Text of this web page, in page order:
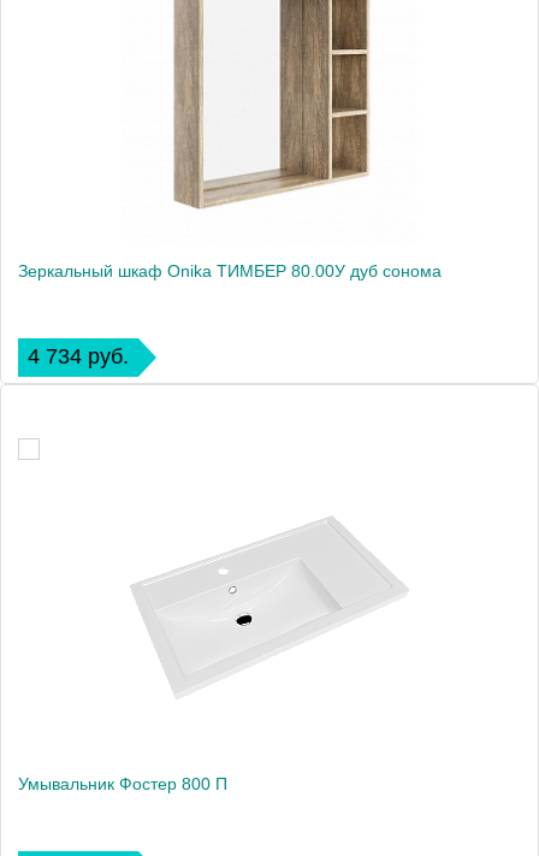
Зеркальный шкаф Onika ТИМБЕР 80.00У дуб сонома
4 734 руб.
Умывальник Фостер 800 П